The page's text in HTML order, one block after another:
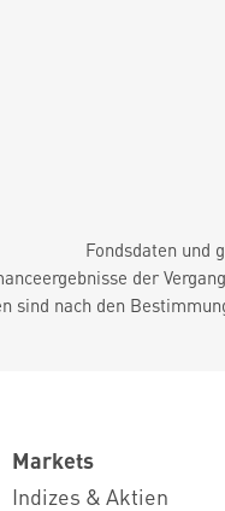
Fondsdaten und
der
sind nach den
Markets
Indizes & Aktien